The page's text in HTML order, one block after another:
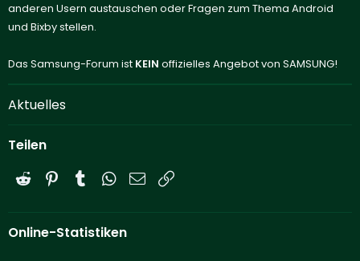
anderen Usern austauschen oder Fragen zum Thema Android
und Bixby stellen.
Das Samsung-Forum ist KEIN offizielles Angebot von SAMSUNG!
Aktuelles
Teilen
Reddit PinterestTumblrWhatsApp
E-Mail
Online-Statistiken